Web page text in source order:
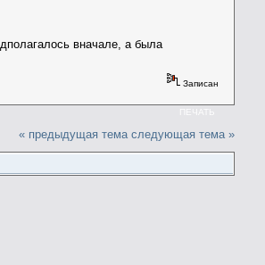
вначале, а была
Записан
ПЕЧАТЬ
« предыдущая тема следующая тема »